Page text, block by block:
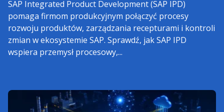
SAP Integrated Product Development (SAP IPD)
pomaga firmom produkcyjnym połączyć procesy
rozwoju produktów, zarządzania recepturami i kontroli
zmian w ekosystemie SAP. Sprawdź, jak SAP IPD
wspiera przemysł procesowy,...